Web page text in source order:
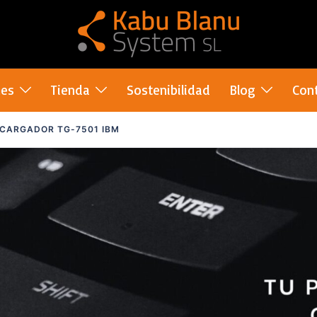
Tienda Sostenibilidad Blog
CARGADOR TG-7501 IBM